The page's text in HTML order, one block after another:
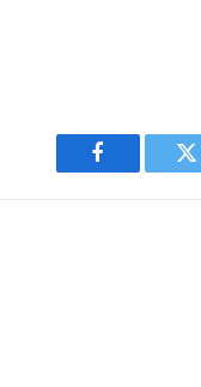
Facebook